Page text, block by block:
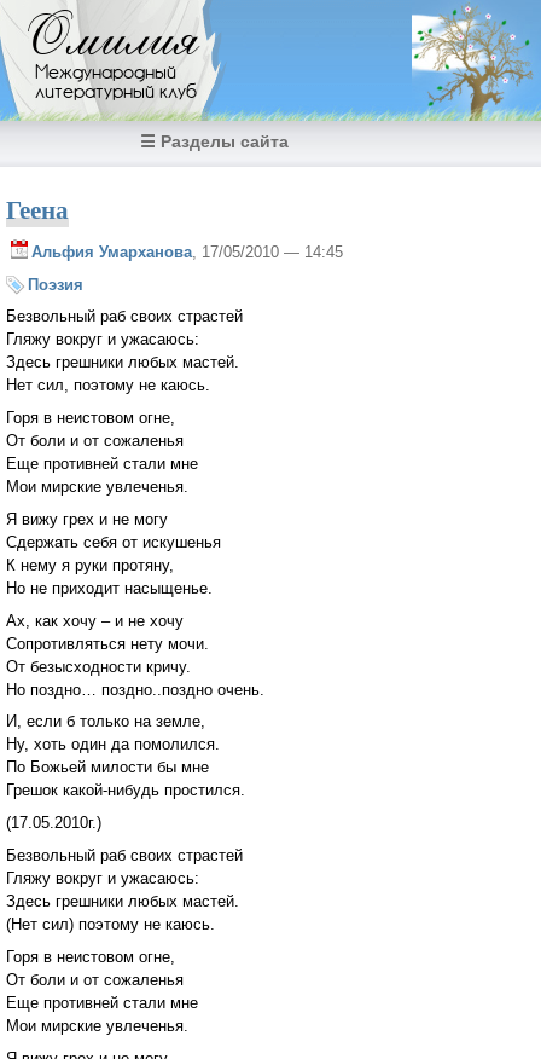
Перейти к основному содержанию
Омилия
Международный
литературный клуб
☰ Разделы сайта
Геена
Альфия Умарханова , 17/05/2010 — 14:45
Поэзия
Безвольный раб своих страстей
Гляжу вокруг и ужасаюсь:
Здесь грешники любых мастей.
Нет сил, поэтому не каюсь.
Горя в неистовом огне,
От боли и от сожаленья
Еще противней стали мне
Мои мирские увлеченья.
Я вижу грех и не могу
Сдержать себя от искушенья
К нему я руки протяну,
Но не приходит насыщенье.
Ах, как хочу – и не хочу
Сопротивляться нету мочи.
От безысходности кричу.
Но поздно… поздно..поздно очень.
И, если б только на земле,
Ну, хоть один да помолился.
По Божьей милости бы мне
Грешок какой-нибудь простился.
(17.05.2010г.)
Безвольный раб своих страстей
Гляжу вокруг и ужасаюсь:
Здесь грешники любых мастей.
(Нет сил) поэтому не каюсь.
Горя в неистовом огне,
От боли и от сожаленья
Еще противней стали мне
Мои мирские увлеченья.